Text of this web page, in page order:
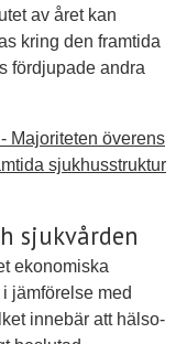
av året kan
kring den framtida
fördjupade andra
Majoriteten överens
sjukhusstruktur
sjukvården
ekonomiska
jämförelse med
innebär att hälso-